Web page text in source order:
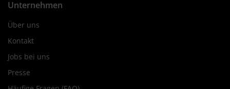
Unternehmen
Über uns
Kontakt
Jobs bei uns
Presse